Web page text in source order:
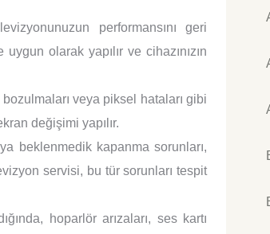
performansını geri
olarak yapılır ve cihazınızın
veya piksel hataları gibi
değişimi yapılır.
beklenmedik kapanma sorunları,
servisi, bu tür sorunları tespit
hoparlör arızaları, ses kartı